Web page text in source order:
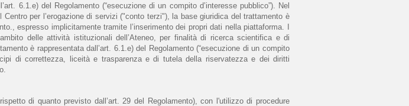
6.1.e) del Regolamento (“esecuzione di un compito d’interesse pubblico”). Nel
per l’erogazione di servizi ("conto terzi"), la base giuridica del trattamento è
espresso implicitamente tramite l’inserimento dei propri dati nella piattaforma. I
delle attività istituzionali dell’Ateneo, per finalità di ricerca scientifica e di
è rappresentata dall’art. 6.1.e) del Regolamento (“esecuzione di un compito
di correttezza, liceità e trasparenza e di tutela della riservatezza e dei diritti
di quanto previsto dall’art. 29 del Regolamento), con l'utilizzo di procedure